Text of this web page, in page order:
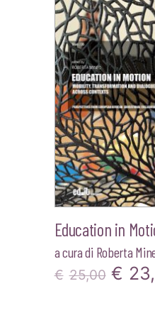
Education in
a cura di Roberta
€ 25,00 Il
€